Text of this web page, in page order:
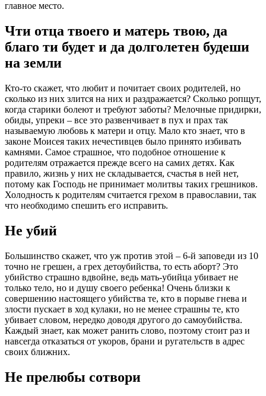
главное место.
Чти отца твоего и матерь твою, да
благо ти будет и да долголетен будеши
на земли
Кто-то скажет, что любит и почитает своих родителей, но
сколько из них злится на них и раздражается? Сколько ропщут,
когда старики болеют и требуют заботы? Мелочные придирки,
обиды, упреки – все это развенчивает в пух и прах так
называемую любовь к матери и отцу. Мало кто знает, что в
законе Моисея таких нечестивцев было принято избивать
камнями. Самое страшное, что подобное отношение к
родителям отражается прежде всего на самих детях. Как
правило, жизнь у них не складывается, счастья в ней нет,
потому как Господь не принимает молитвы таких грешников.
Холодность к родителям считается грехом в православии, так
что необходимо спешить его исправить.
Не убий
Большинство скажет, что уж против этой – 6-й заповеди из 10
точно не грешен, а грех детоубийства, то есть аборт? Это
убийство страшно вдвойне, ведь мать-убийца убивает не
только тело, но и душу своего ребенка! Очень близки к
совершению настоящего убийства те, кто в порыве гнева и
злости пускает в ход кулаки, но не менее страшны те, кто
убивает словом, нередко доводя другого до самоубийства.
Каждый знает, как может ранить слово, поэтому стоит раз и
навсегда отказаться от укоров, брани и ругательств в адрес
своих ближних.
Не прелюбы сотвори